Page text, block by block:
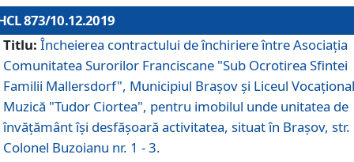
873/10.12.2019
Titlu: Încheierea contractului de închiriere între Asociația
Comunitatea Surorilor Franciscane "Sub Ocrotirea Sfintei
Familii Mallersdorf", Municipiul Braşov şi Liceul
Muzică "Tudor Ciortea", pentru imobilul unde unitatea de
învățământ îşi desfăşoară activitatea, situat în Braşov, str.
Colonel Buzoianu nr. 1 - 3.